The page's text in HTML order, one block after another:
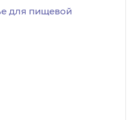
для пищевой